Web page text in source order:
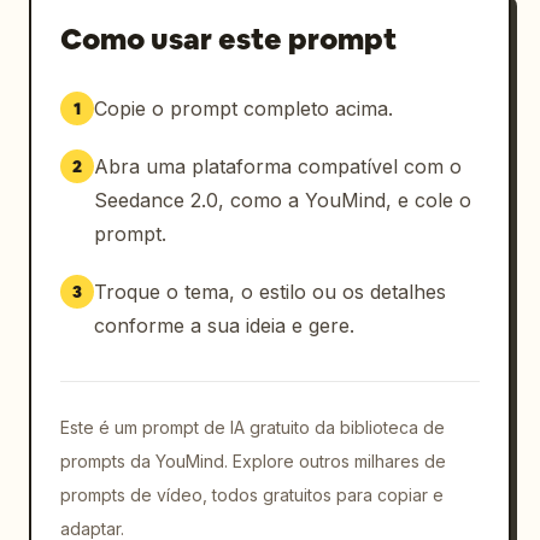
primeiro.
correta.
Os limites do telhado formam-se precisamente.
[00:04 - 00:06]
A estrutura de wireframe desenvolve-se
Paredes de concreto se materializam.
Janelas de vidro aparecem.
Como usar este prompt
1 Copie o prompt completo acima.
2
Abra uma plataforma compatível com o
Seedance 2.0, como a YouMind, e cole o
prompt.
3
Troque o tema, o estilo ou os detalhes
conforme a sua ideia e gere.
Este é um prompt de IA gratuito da biblioteca de
prompts da YouMind. Explore outros milhares de
prompts de vídeo, todos gratuitos para copiar e
adaptar.